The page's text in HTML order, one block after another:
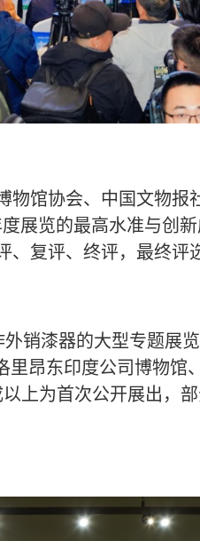
馆协会、中国文物报
展览的最高水准与创
复评、终评，最终评
漆器的大型专题展览
昂东印度公司博物馆
上为首次公开展出，